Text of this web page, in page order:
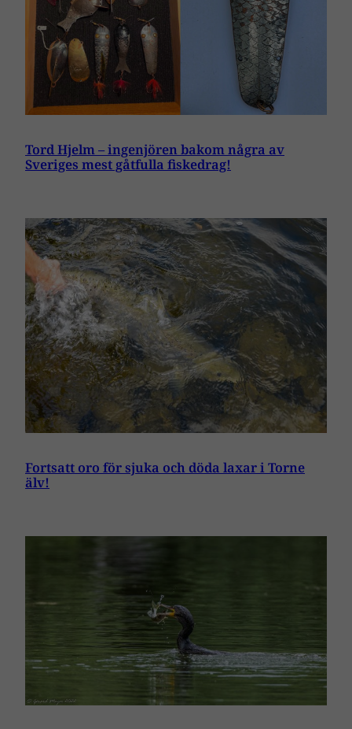
Tord Hjelm – ingenjören bakom några av
Sveriges mest gåtfulla fiskedrag!
Fortsatt oro för sjuka och döda laxar i Torne
älv!